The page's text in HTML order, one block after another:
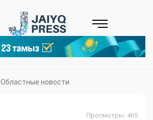
Областные новости
Просмотры: 465